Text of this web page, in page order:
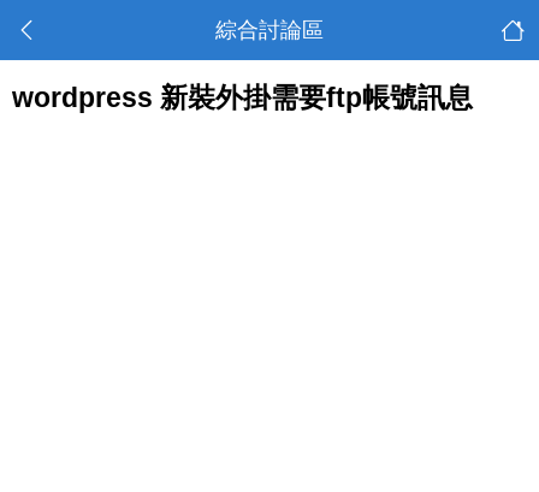
綜合討論區
wordpress 新裝外掛需要ftp帳號訊息